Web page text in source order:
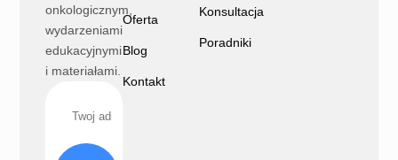
onkologicznym,
wydarzeniami
edukacyjnymi
i materiałami.
Oferta
Blog
Kontakt
Konsultacja
Poradniki